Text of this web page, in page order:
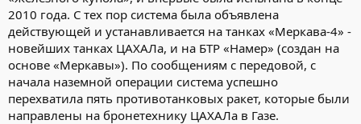
2010 года. С тех пор система была объявлена
действующей и устанавливается на танках «Меркава-4» -
новейших танках ЦАХАЛа, и на БТР «Намер» (создан на
основе «Меркавы»). По сообщениям с передовой, с
начала наземной операции система успешно
перехватила пять противотанковых ракет, которые были
направлены на бронетехнику ЦАХАЛа в Газе.